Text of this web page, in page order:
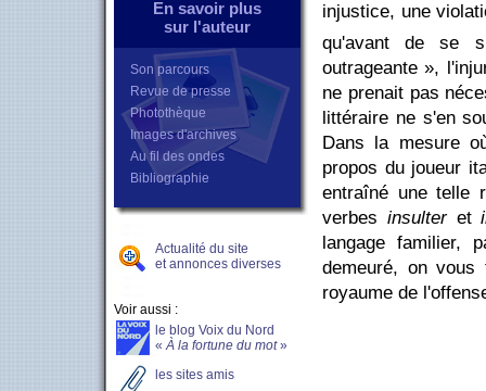
En savoir plus
sur l'auteur
Son parcours
Revue de presse
Photothèque
Images d'archives
Au fil des ondes
Bibliographie
Actualité du site
et annonces diverses
Voir aussi :
le blog Voix du Nord
« À la fortune du mot»
les sites amis
injustice, une
qu'avant de se
outrageante »,
ne prenait pas
littéraire ne s'en
Dans la mesure
propos du joueur
entraîné une
verbes insulteret
langage familier,
demeuré, on vous
royaume de